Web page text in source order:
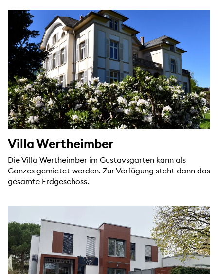
Villa Wertheimber
Die Villa Wertheimber im Gustavsgarten kann als
Ganzes gemietet werden. Zur Verfügung steht dann das
gesamte Erdgeschoss.